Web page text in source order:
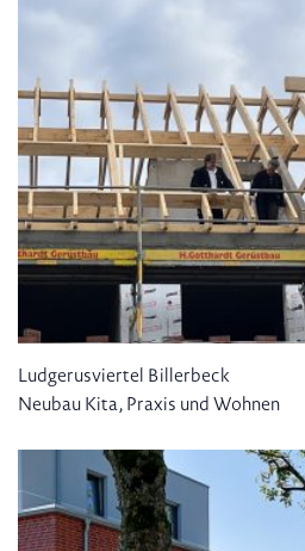
Ludgerusviertel Billerbeck
Neubau Kita, Praxis und Wohnen